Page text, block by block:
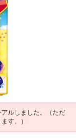
ルしました。（ただ
す。）